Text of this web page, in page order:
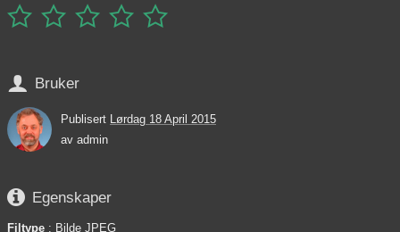
    
 Bruker
Publisert Lørdag 18 April 2015
av admin
 Egenskaper
Filtype : Bilde JPEG